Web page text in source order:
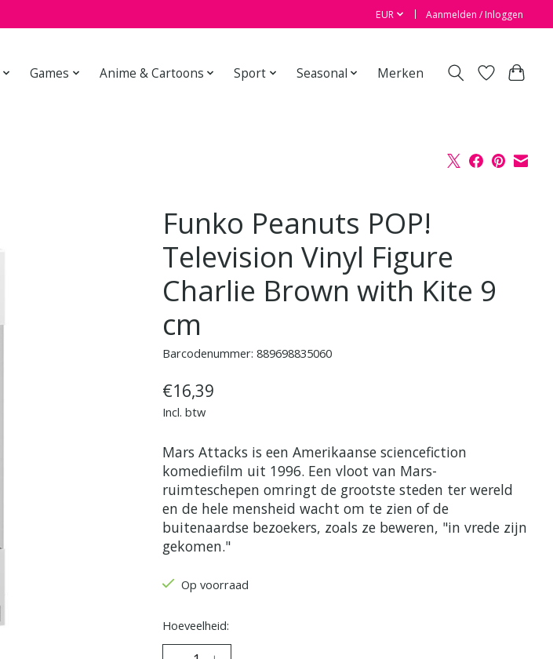
EUR Aanmelden / Inloggen
Games Anime & Cartoons Sport Seasonal Merken
Funko Peanuts POP!
Television Vinyl Figure
Charlie Brown with Kite 9
cm
Barcodenummer: 889698835060
€16,39
Incl. btw
Mars Attacks is een Amerikaanse sciencefiction
komediefilm uit 1996. Een vloot van Mars-
ruimteschepen omringt de grootste steden ter wereld
en de hele mensheid wacht om te zien of de
buitenaardse bezoekers, zoals ze beweren, "in vrede zijn
gekomen."
Op voorraad
Hoeveelheid: